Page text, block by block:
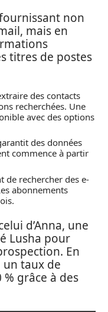
non
mais en
titres de postes
des contacts
recherchées. Une
avec des options
des données
commence à partir
de rechercher des e-
abonnements
d’Anna, une
Lusha pour
En
un taux de
grâce à des